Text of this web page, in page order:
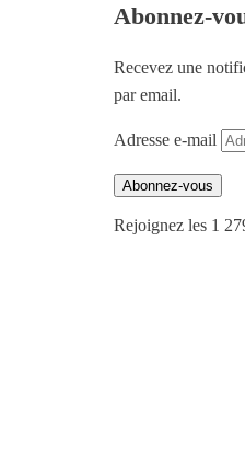
Abonnez-
Recevez une
par email.
Adresse e-mail
Abonnez-vous
Rejoignez les 1